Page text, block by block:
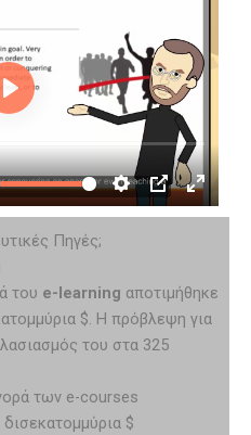
Πηγές;
του e-learning αποτιμήθηκε
$. Η πρόβλεψη για
του στα 325
των e-courses
$